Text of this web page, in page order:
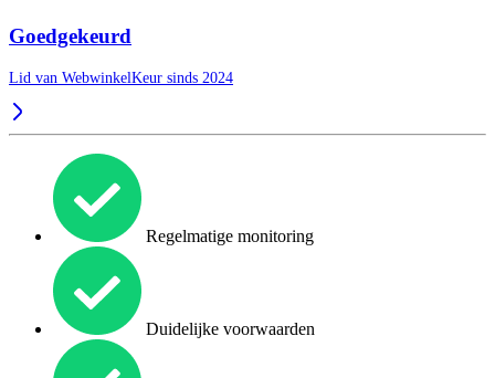
Goedgekeurd
Lid van WebwinkelKeur sinds 2024
Regelmatige monitoring
Duidelijke voorwaarden